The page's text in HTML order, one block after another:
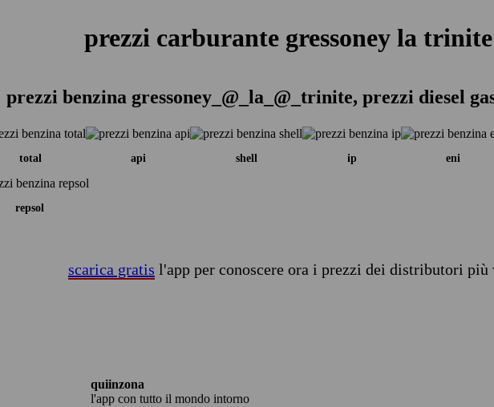
prezzi carburante gressoney la
prezzi benzina gressoney_@_la_@_trinite, prezzi diesel
total api shell ip eni
repsol
scarica gratis l'app per conoscere ora i prezzi dei distributori più
quiinzona
l'app con tutto il mondo intorno